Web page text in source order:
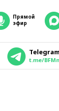
прямой
эфир
Telegram
t.me/